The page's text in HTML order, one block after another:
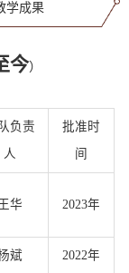
学成果
今）
负责
人
批准时
间
华 2023年
斌 2022年